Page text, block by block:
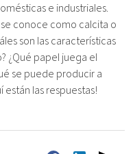
e industriales.
conoce como calcita o
son las características
¿Qué papel juega el
se puede producir a
las respuestas!